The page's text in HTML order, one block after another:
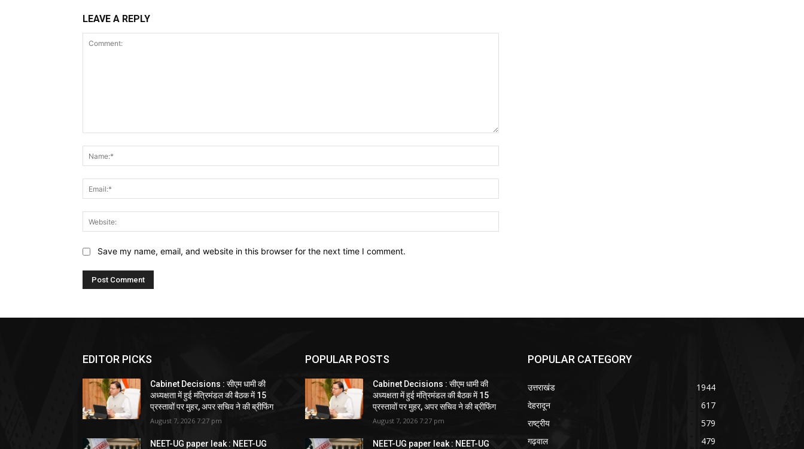
LEAVE A REPLY
Save my name, email, and website in this browser for the next time I comment.
EDITOR PICKS
Cabinet Decisions : सीएम धामी की
अध्यक्षता में हुई मंत्रिमंडल की बैठक में 15
प्रस्तावों पर मुहर, अपर सचिव ने की ब्रीफिंग
August 7, 2026 7:27 pm
NEET-UG paper leak : NEET-UG
POPULAR POSTS
Cabinet Decisions : सीएम धामी की
अध्यक्षता में हुई मंत्रिमंडल की बैठक में 15
प्रस्तावों पर मुहर, अपर सचिव ने की ब्रीफिंग
August 7, 2026 7:27 pm
NEET-UG paper leak : NEET-UG
POPULAR CATEGORY
उत्तराखंड
1944
देहरादून
617
राष्ट्रीय
579
गढ़वाल
479